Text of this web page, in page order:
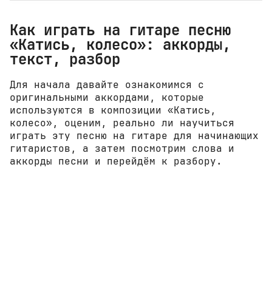
Как играть на гитаре песню
«Катись, колесо»: аккорды,
текст, разбор
Для начала давайте ознакомимся с
оригинальными аккордами, которые
используются в композиции «Катись,
колесо», оценим, реально ли научиться
играть эту песню на гитаре для начинающих
гитаристов, а затем посмотрим слова и
аккорды песни и перейдём к разбору.